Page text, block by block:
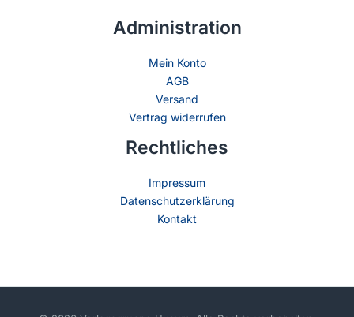
Administration
Mein Konto
AGB
Versand
Vertrag widerrufen
Rechtliches
Impressum
Datenschutzerklärung
Kontakt